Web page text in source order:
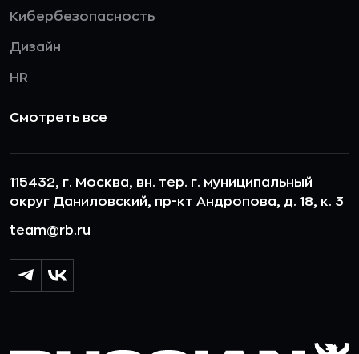
Кибербезопасность
Дизайн
HR
Смотреть все
115432, г. Москва, вн. тер. г. муниципальный
округ Даниловский, пр-кт Андропова, д. 18, к. 3
team@rb.ru